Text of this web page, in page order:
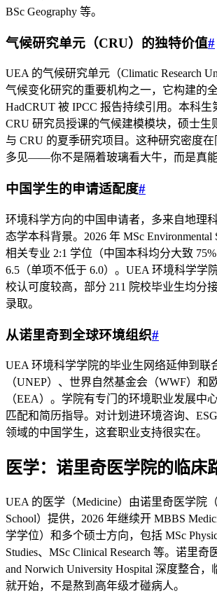
BSc Geography 等。
气候研究单元（CRU）的独特价值#
UEA 的气候研究单元（Climatic Research
气候变化研究的重要机构之一，它构建的
HadCRUT 被 IPCC 报告持续引用。本科生
CRU 研究员授课的气候建模模块，硕士生
与 CRU 的夏季研究项目。这种研究密度
多见——你不是隔着玻璃看大牛，而是真能
中国学生的申请适配度#
环境科学方向的中国申请者，多来自地理
态学本科背景。2026 年 MSc Environmental
相关专业 2:1 学位（中国本科均分大致
6.5（单项不低于 6.0）。UEA 环境科学学
校认可度较高，部分 211 院校毕业生均分
录取。
从诺里奇到全球环境组织#
UEA 环境科学学院的毕业生网络延伸到联
（UNEP）、世界自然基金会（WWF）和
（EEA）。学院有专门的环境职业发展中
匹配和简历指导。对计划进环境咨询、
领域的中国学生，这套职业支持很实在。
医学：诺里奇医学院的临床
UEA 的医学（Medicine）由诺里奇医学院
School）提供，2026 年继续开 MBBS
学学位）和多个硕士方向，包括 MSc
Studies、MSc Clinical Research 等。诺里
and Norwich University Hospital 深度整合
就开始，不是熬到高年级才碰病人。